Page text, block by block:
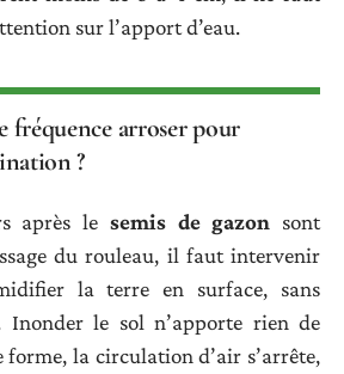
sur l’apport d’eau.
fréquence arroser pour
?
après le semis de gazon sont
du rouleau, il faut intervenir
la terre en surface, sans
Inonder le sol n’apporte rien de
forme, la circulation d’air s’arrête,